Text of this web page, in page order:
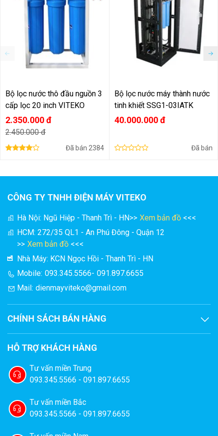
Bộ lọc nước thô đầu nguồn 3
cấp lọc 20 inch VITEKO
2.350.000 đ
2.450.000 đ
Đã bán 2384
Bộ lọc nước máy thành nước
tinh khiết SSG1-03IATK
40.000.000 đ
Đã bán
CÔNG TY TNHH ĐIỆN MÁY VITEKO
Hà Nội: Ngũ Hiệp - Thanh Trì - HN>> Xem bản đồ <<<
HCM: 272/35 QL1 - An Phú Đông - Quận 12
>> Xem bản đồ <<<
Nhà Máy: KCN Ngọc Hồi - Thanh Trì - HN
Mobile: 093.345.5566- 091.897.6655
Mail: dienmayviteko@gmail.com
CHÍNH SÁCH BÁN HÀNG
HỖ TRỢ KHÁCH HÀNG
Tư vấn miền Trung
093.345.5566 - 091.897.6655
Tư vấn miền Bắc
093.345.5566 - 091.897.6655